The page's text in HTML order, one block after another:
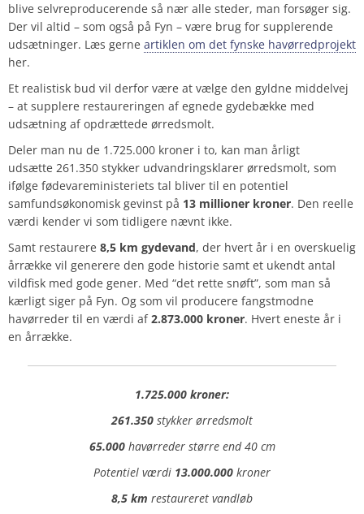
blive selvreproducerende så nær alle steder, man forsøger sig.
Der vil altid – som også på Fyn – være brug for supplerende
udsætninger. Læs gerne artiklen om det fynske havørredprojekt
her.
Et realistisk bud vil derfor være at vælge den gyldne middelvej
– at supplere restaureringen af egnede gydebække med
udsætning af opdrættede ørredsmolt.
Deler man nu de 1.725.000 kroner i to, kan man årligt
udsætte 261.350 stykker udvandringsklarer ørredsmolt, som
ifølge fødevareministeriets tal bliver til en potentiel
samfundsøkonomisk gevinst på 13 millioner kroner. Den reelle
værdi kender vi som tidligere nævnt ikke.
Samt restaurere 8,5 km gydevand, der hvert år i en overskuelig
årrække vil generere den gode historie samt et ukendt antal
vildfisk med gode gener. Med “det rette snøft”, som man så
kærligt siger på Fyn. Og som vil producere fangstmodne
havørreder til en værdi af2.873.000 kroner. Hvert eneste år i
en årrække.
1.725.000 kroner:
261.350 stykker ørredsmolt
65.000havørreder større end 40 cm
Potentiel værdi 13.000.000 kroner
8,5 km restaureret vandløb